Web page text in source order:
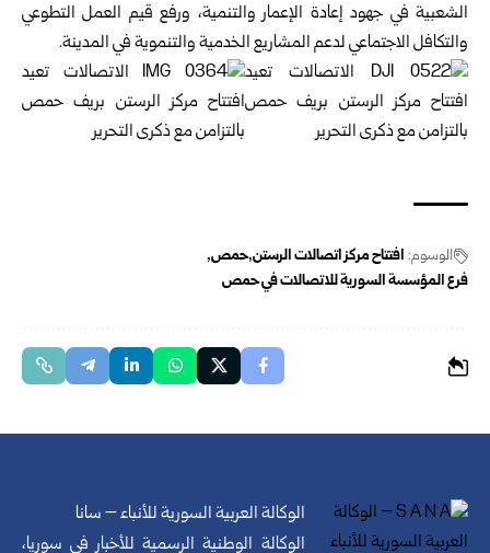
الشعبية في جهود إعادة الإعمار والتنمية، ورفع قيم العمل التطوعي
والتكافل الاجتماعي لدعم المشاريع الخدمية والتنموية في المدينة.
الوسوم: افتتاح مركز اتصالات الرستن حمص
فرع المؤسسة السورية للاتصالات في حمص
الوكالة العربية السورية للأنباء – سانا
الوكالة الوطنية الرسمية للأخبار في سوريا،